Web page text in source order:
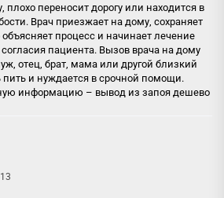
плохо переносит дорогу или находится в
Врач приезжает на дому, сохраняет
процесс и начинает лечение
пациента. Вызов врача на дому
отец, брат, мама или другой близкий
пить и нуждается в срочной помощи.
информацию – вывод из запоя дешево